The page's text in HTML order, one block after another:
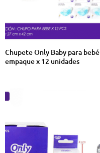
Chupete Only Baby para bebé
empaque x 12 unidades